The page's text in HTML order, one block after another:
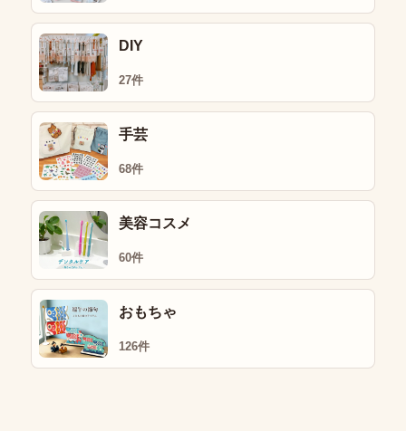
DIY
27件
手芸
68件
美容コスメ
60件
おもちゃ
126件